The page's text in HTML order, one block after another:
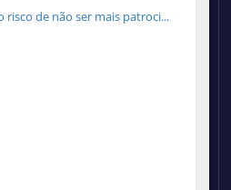
risco de não ser mais patroci...